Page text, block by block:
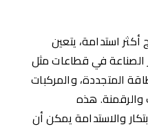
استدامة، يتعين
الصناعة في قطاعات مثل
المتجددة، والمركبات
والرقمنة. هذه
والاستدامة يمكن أن